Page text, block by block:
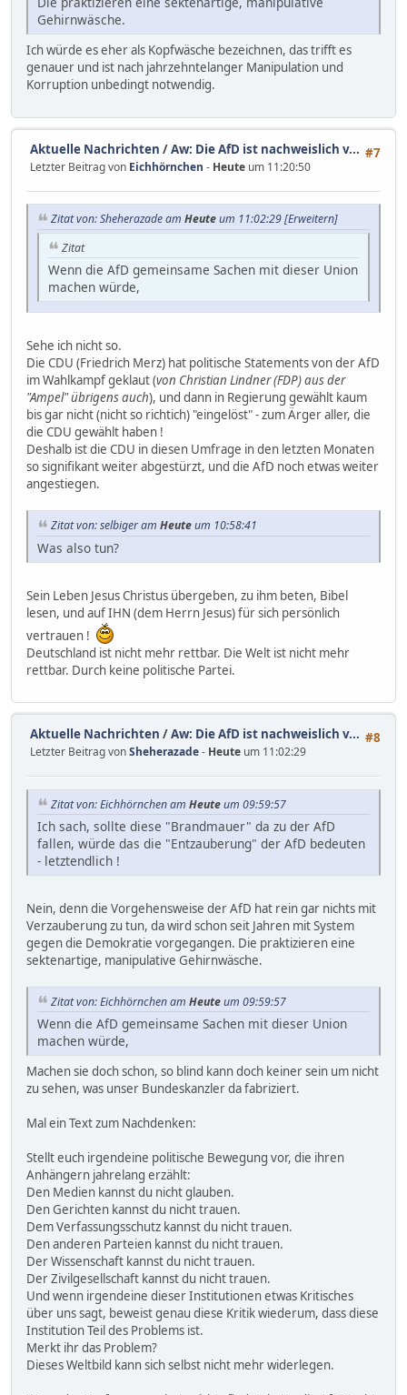
Gehirnwäsche.
Ich würde es eher als Kopfwäsche bezeichnen, das trifft es
genauer und ist nach jahrzehntelanger Manipulation und
Korruption unbedingt notwendig.
#7
Aktuelle Nachrichten /Aw: Die AfD ist nachweislich v...
Letzter Beitrag von Eichhörnchen - Heute um 11:20:50
Zitat von: Sheherazade am Heuteum 11:02:29[Erweitern]
Zitat
Wenn die AfD gemeinsame Sachen mit dieser Union
machen würde,
Machen sie doch schon, so blind kann doch keiner sein
fabriziert.
Sehe ich nicht so.
Die CDU (Friedrich Merz) hat politische Statements von der AfD
im Wahlkampf geklaut (von Christian Lindner (FDP) aus der
"Ampel" übrigens auch), und dann in Regierung gewählt kaum
bis gar nicht (nicht so richtich) "eingelöst" - zum Ärger aller, die
die CDU gewählt haben !
Deshalb ist die CDU in diesen Umfrage in den letzten Monaten
so signifikant weiter abgestürzt, und die AfD noch etwas weiter
angestiegen.
Zitat von: selbiger am Heuteum 10:58:41
Was also tun?
Sein Leben Jesus Christus übergeben, zu ihm beten, Bibel
lesen, und auf IHN (dem Herrn Jesus) für sich persönlich
vertrauen !
Deutschland ist nicht mehr rettbar. Die Welt ist nicht mehr
rettbar. Durch keine politische Partei.
#8
Aktuelle Nachrichten /Aw: Die AfD ist nachweislich v...
Letzter Beitrag vonSheherazade- Heute um 11:02:29
Zitat von: Eichhörnchen am Heuteum 09:59:57
Ich sach, sollte diese "Brandmauer" da zu der AfD
fallen, würde das die "Entzauberung" der AfD bedeuten
- letztendlich !
Nein, denn die Vorgehensweise der AfD hat rein gar nichts mit
Verzauberung zu tun, da wird schon seit Jahren mit System
gegen die Demokratie vorgegangen. Die praktizieren eine
sektenartige, manipulative Gehirnwäsche.
Zitat von: Eichhörnchen am Heuteum 09:59:57
Wenn die AfD gemeinsame Sachen mit dieser Union
machen würde,
Machen sie doch schon, so blind kann doch keiner sein um nicht
zu sehen, was unser Bundeskanzler da fabriziert.
Mal ein Text zum Nachdenken:
Stellt euch irgendeine politische Bewegung vor, die ihren
Anhängern jahrelang erzählt:
Den Medien kannst du nicht glauben.
Den Gerichten kannst du nicht trauen.
Dem Verfassungsschutz kannst du nicht trauen.
Den anderen Parteien kannst du nicht trauen.
Der Wissenschaft kannst du nicht trauen.
Der Zivilgesellschaft kannst du nicht trauen.
Und wenn irgendeine dieser Institutionen etwas Kritisches
über uns sagt, beweist genau diese Kritik wiederum, dass diese
Institution Teil des Problems ist.
Merkt ihr das Problem?
Dieses Weltbild kann sich selbst nicht mehr widerlegen.